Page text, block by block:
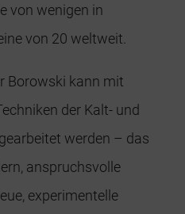
von wenigen in
von 20 weltweit.
Borowski kann mit
der Kalt- und
werden – das
anspruchsvolle
experimentelle